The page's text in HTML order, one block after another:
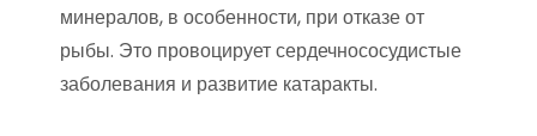
минералов, в особенности, при отказе от
рыбы. Это провоцирует сердечнососудистые
заболевания и развитие катаракты.